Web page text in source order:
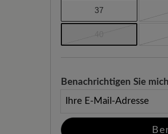
37
Benachrichtigen Sie